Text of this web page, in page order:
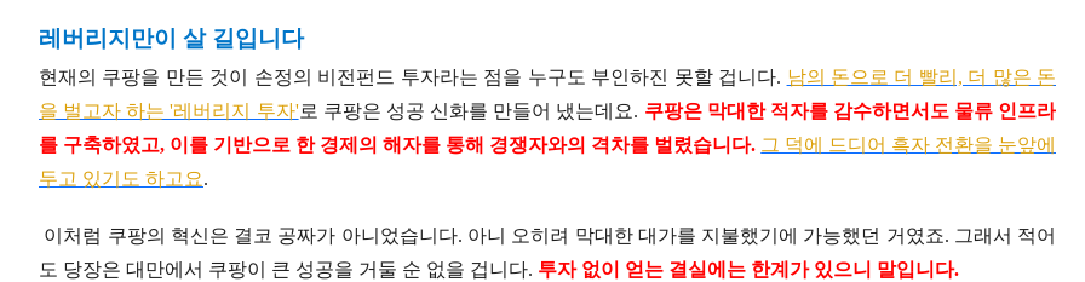
레버리지만이 살 길입니다
현재의 쿠팡을 만든 것이 손정의 비전펀드 투자라는 점을 누구도 부인하진 못할 겁니다. 남의 돈으로 더 빨리, 더 많은 돈
을 벌고자 하는 '레버리지 투자'로 쿠팡은 성공 신화를 만들어 냈는데요. 쿠팡은 막대한 적자를 감수하면서도 물류 인프라
를 구축하였고, 이를 기반으로 한 경제의 해자를 통해 경쟁자와의 격차를 벌렸습니다. 그 덕에 드디어 흑자 전환을 눈앞에
두고 있기도 하고요.
이처럼 쿠팡의 혁신은 결코 공짜가 아니었습니다. 아니 오히려 막대한 대가를 지불했기에 가능했던 거였죠. 그래서 적어
도 당장은 대만에서 쿠팡이 큰 성공을 거둘 순 없을 겁니다. 투자 없이 얻는 결실에는 한계가 있으니 말입니다.